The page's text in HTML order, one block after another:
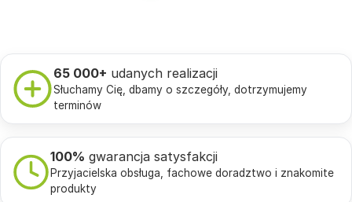
65 000+ udanych realizacji
Słuchamy Cię, dbamy o szczegóły, dotrzymujemy
terminów
100% gwarancja satysfakcji
Przyjacielska obsługa, fachowe doradztwo i znakomite
produkty